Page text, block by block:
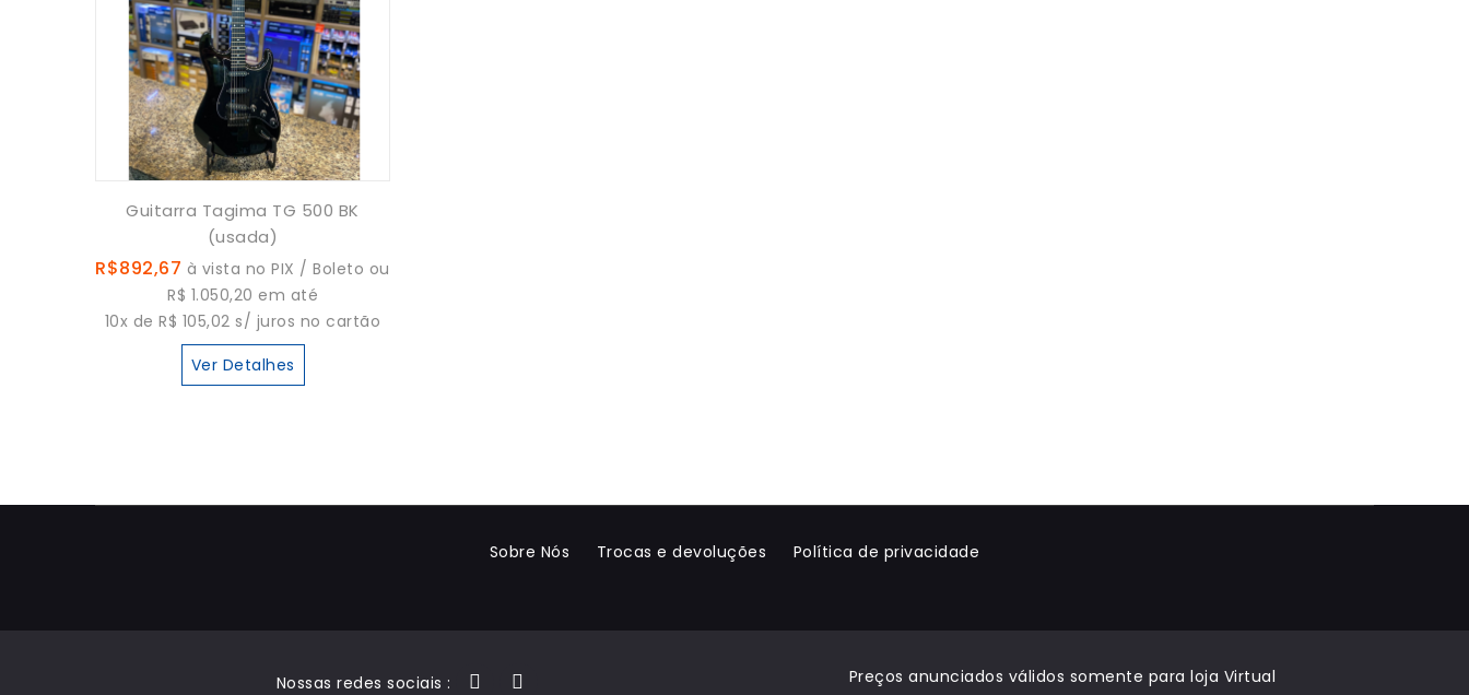
Guitarra Tagima TG 500 BK
(usada)
R$892,67 à vista no PIX / Boleto ou
R$ 1.050,20 em até
10x de R$ 105,02 s/ juros no cartão
Ver Detalhes
Sobre Nós Trocas e devoluções Política de privacidade
Nossas redes sociais : Preços anunciados válidos somente para loja Virtual